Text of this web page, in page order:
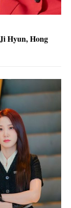
Hyun, Hong